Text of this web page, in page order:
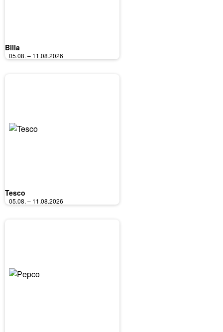
Billa
05.08. – 11.08.2026
Tesco
05.08. – 11.08.2026